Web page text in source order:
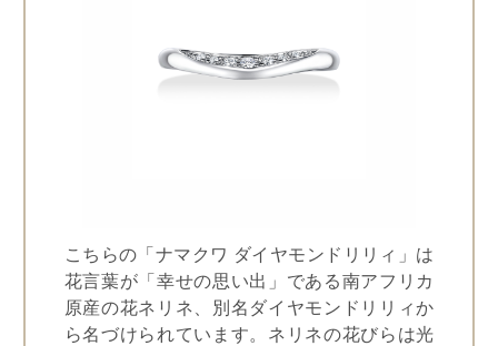
こちらの「ナマクワ ダイヤモンドリリィ」は
花言葉が「幸せの思い出」である南アフリカ
原産の花ネリネ、別名ダイヤモンドリリィか
ら名づけられています。ネリネの花びらは光